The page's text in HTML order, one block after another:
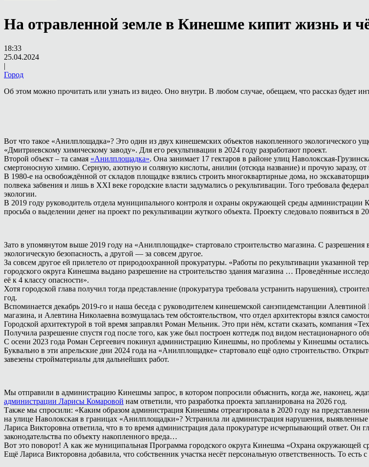
На отравленной земле в Кинешме кипит жизнь и
18:33
25.04.2024
|
Город
Об этом можно прочитать или узнать из видео. Оно внутри. В любом случае, обещаем, что рассказ будет
Вот что такое «Анилплощадка»? Это один из двух кинешемских объектов накопленного экологического
«Дмитриевскому химическому заводу». Для его рекультивации в 2024 году разработают проект.
Второй объект – та самая «Анилплощадка». Она занимает 17 гектаров в районе улиц Наволокская-
смертоносную химию. Серную, азотную и соляную кислоты, анилин (отсюда название) и прочую заразу, от
В 1980-е на освобождённой от складов площадке взялись строить многоквартирные дома, но
полвека забвения и лишь в ХХI веке городские власти задумались о рекультивации. Того требовала
экологии.
В 2019 году руководитель отдела муниципального контроля и охраны окружающей среды администрации
просьба о выделении денег на проект по рекультивации жуткого объекта. Проекту следовало появиться в
Зато в упомянутом выше 2019 году на «Анилплощадке» стартовало строительство магазина. С
экологическую безопасность, а другой — за совсем другое.
За совсем другое ей прилетело от природоохранной прокуратуры. «Работы по рекультивации указанной
городского округа Кинешма выдано разрешение на строительство здания магазина … Проведённые
её к 4 классу опасности».
Хотя городской глава получил тогда представление (прокуратура требовала устранить нарушения),
год.
Вспоминается декабрь 2019-го и наша беседа с руководителем кинешемской санэпидемстанции
магазина, и Алевтина Николаевна возмущалась тем обстоятельством, что отдел архитекторы взялся
Городской архитектурой в той время заправлял Роман Мельник. Это при нём, кстати сказать, компания
Получила разрешение спустя год после того, как уже был построен коттедж под видом нестационарного
С осени 2023 года Роман Сергеевич покинул администрацию Кинешмы, но проблемы у Кинешмы
Буквально в эти апрельские дни 2024 года на «Анилплощадке» стартовало ещё одно строительство.
завезены стройматериалы для дальнейших работ.
Мы отправили в администрацию Кинешмы запрос, в котором попросили объяснить, когда же, наконец,
администрации Ларисы Комаровой нам ответили, что разработка проекта запланирована на 2026 год.
Также мы спросили: «Каким образом администрация Кинешмы отреагировала в 2020 году на
на улице Наволокская в границах «Анилплощадки»? Устранила ли администрация нарушения,
Лариса Викторовна ответила, что в то время администрация дала прокуратуре исчерпывающий ответ. Он
законодательства по объекту накопленного вреда…
Вот это поворот! А как же муниципальная Программа городского округа Кинешма «Охрана окружающей
Ещё Лариса Викторовна добавила, что собственник участка несёт персональную ответственность. То есть